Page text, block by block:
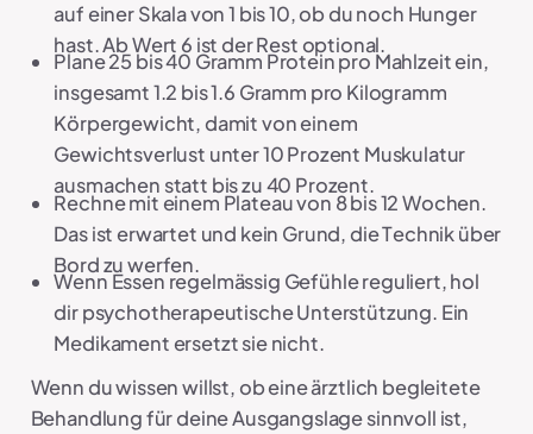
auf einer Skala von 1 bis 10, ob du noch Hunger
hast. Ab Wert 6 ist der Rest optional.
Plane 25 bis 40 Gramm Protein pro Mahlzeit ein,
insgesamt 1.2 bis 1.6 Gramm pro Kilogramm
Körpergewicht, damit von einem
Gewichtsverlust unter 10 Prozent Muskulatur
ausmachen statt bis zu 40 Prozent.
Rechne mit einem Plateau von 8 bis 12 Wochen.
Das ist erwartet und kein Grund, die Technik über
Bord zu werfen.
Wenn Essen regelmässig Gefühle reguliert, hol
dir psychotherapeutische Unterstützung. Ein
Medikament ersetzt sie nicht.
Wenn du wissen willst, ob eine ärztlich begleitete
Behandlung für deine Ausgangslage sinnvoll ist,